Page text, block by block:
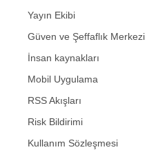
Yayın Ekibi
Güven ve Şeffaflık Merkezi
İnsan kaynakları
Mobil Uygulama
RSS Akışları
Risk Bildirimi
Kullanım Sözleşmesi